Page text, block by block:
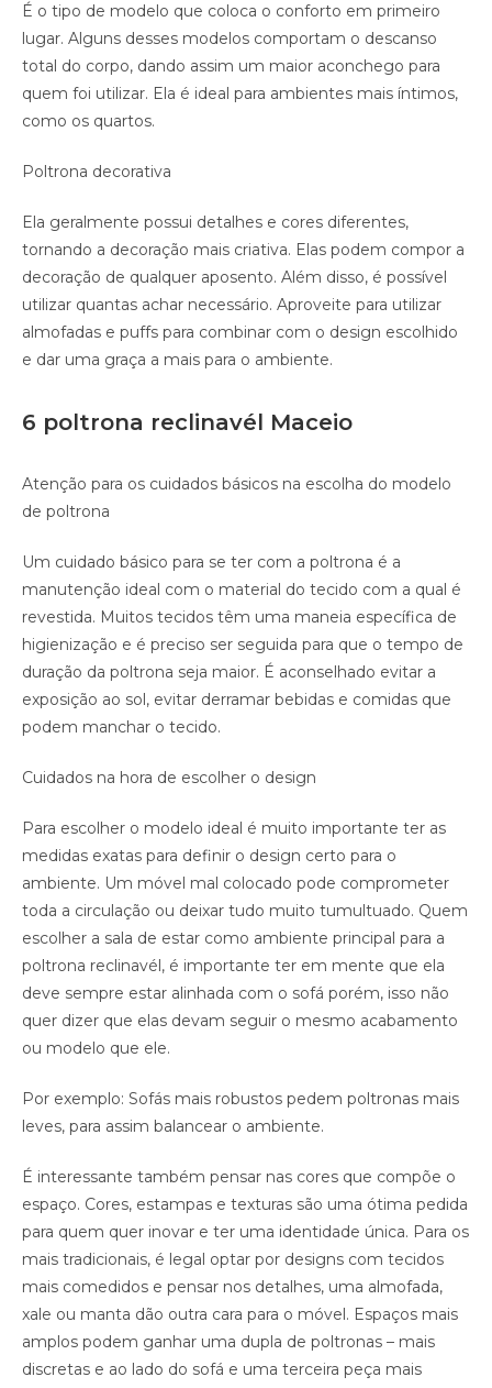
É o tipo de modelo que coloca o conforto em primeiro
lugar. Alguns desses modelos comportam o descanso
total do corpo, dando assim um maior aconchego para
quem foi utilizar. Ela é ideal para ambientes mais íntimos,
como os quartos.
Poltrona decorativa
Ela geralmente possui detalhes e cores diferentes,
tornando a decoração mais criativa. Elas podem compor a
decoração de qualquer aposento. Além disso, é possível
utilizar quantas achar necessário. Aproveite para utilizar
almofadas e puffs para combinar com o design escolhido
e dar uma graça a mais para o ambiente.
6 poltrona reclinavél Maceio
Atenção para os cuidados básicos na escolha do modelo
de poltrona
Um cuidado básico para se ter com a poltrona é a
manutenção ideal com o material do tecido com a qual é
revestida. Muitos tecidos têm uma maneia específica de
higienização e é preciso ser seguida para que o tempo de
duração da poltrona seja maior. É aconselhado evitar a
exposição ao sol, evitar derramar bebidas e comidas que
podem manchar o tecido.
Cuidados na hora de escolher o design
Para escolher o modelo ideal é muito importante ter as
medidas exatas para definir o design certo para o
ambiente. Um móvel mal colocado pode comprometer
toda a circulação ou deixar tudo muito tumultuado. Quem
escolher a sala de estar como ambiente principal para a
poltrona reclinavél, é importante ter em mente que ela
deve sempre estar alinhada com o sofá porém, isso não
quer dizer que elas devam seguir o mesmo acabamento
ou modelo que ele.
Por exemplo: Sofás mais robustos pedem poltronas mais
leves, para assim balancear o ambiente.
É interessante também pensar nas cores que compõe o
espaço. Cores, estampas e texturas são uma ótima pedida
para quem quer inovar e ter uma identidade única. Para os
mais tradicionais, é legal optar por designs com tecidos
mais comedidos e pensar nos detalhes, uma almofada,
xale ou manta dão outra cara para o móvel. Espaços mais
amplos podem ganhar uma dupla de poltronas – mais
discretas e ao lado do sofá e uma terceira peça mais